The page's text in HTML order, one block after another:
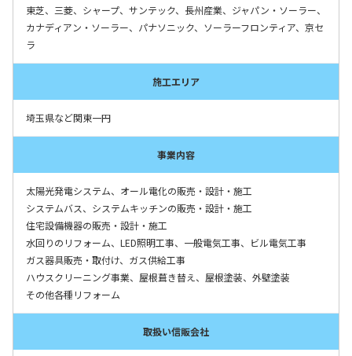
東芝、三菱、シャープ、サンテック、長州産業、ジャパン・ソーラー、
カナディアン・ソーラー、パナソニック、ソーラーフロンティア、京セ
ラ
施工エリア
埼玉県など関東一円
事業内容
太陽光発電システム、オール電化の販売・設計・施工
システムバス、システムキッチンの販売・設計・施工
住宅設備機器の販売・設計・施工
水回りのリフォーム、LED照明工事、一般電気工事、ビル電気工事
ガス器具販売・取付け、ガス供給工事
ハウスクリーニング事業、屋根葺き替え、屋根塗装、外壁塗装
その他各種リフォーム
取扱い信販会社